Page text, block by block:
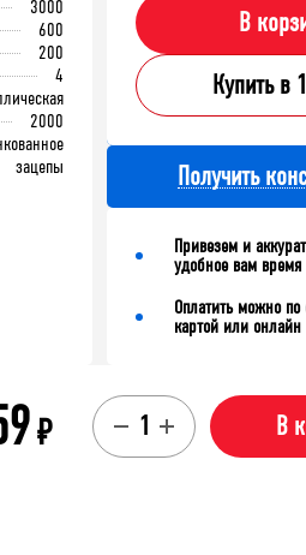
3000
600
200
4
2000
зацепы
В
Купить в
Получить
Привезем и
удобное вам время
Оплатить можно
картой или онлайн
₽ В